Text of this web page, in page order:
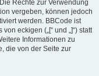
Rechte zur Verwendung
vergeben, können jedoch
werden. BBCode ist
eckigen („[“ und „]“) statt
Informationen zu
die von der Seite zur